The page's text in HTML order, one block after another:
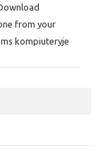
from your
kompiuteryje